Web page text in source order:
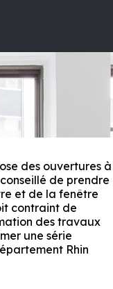
des ouvertures à
de prendre
et de la fenêtre
contraint de
des travaux
une série
Rhin